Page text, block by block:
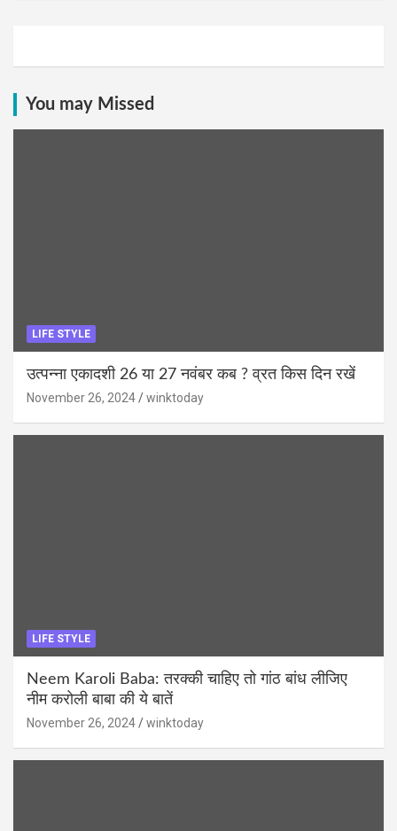
You may Missed
LIFE STYLE
उत्पन्ना एकादशी 26 या 27 नवंबर कब ? व्रत किस दिन रखें
November 26, 2024 winktoday
LIFE STYLE
Neem Karoli Baba: तरक्की चाहिए तो गांठ बांध लीजिए
नीम करोली बाबा की ये बातें
November 26, 2024 winktoday